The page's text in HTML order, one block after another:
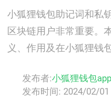
小狐狸钱包助记词和私
区块链用户非常重要。
义、作用及在小狐狸钱
发布者:小狐狸钱包
发布时间: 2024/02/01